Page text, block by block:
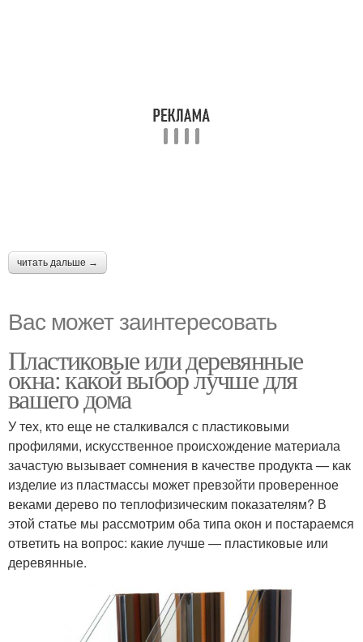
читать дальше →
Вас может заинтересовать
Пластиковые или деревянные
окна: какой выбор лучше для
вашего дома
У тех, кто еще не сталкивался с пластиковыми
профилями, искусственное происхождение материала
зачастую вызывает сомнения в качестве продукта — как
изделие из пластмассы может превзойти проверенное
веками дерево по теплофизическим показателям? В
этой статье мы рассмотрим оба типа окон и постараемся
ответить на вопрос: какие лучше — пластиковые или
деревянные.